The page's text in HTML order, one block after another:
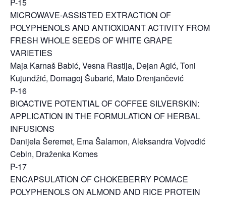
MICROWAVE-ASSISTED EXTRACTION OF
POLYPHENOLS AND ANTIOXIDANT ACTIVITY FROM
FRESH WHOLE SEEDS OF WHITE GRAPE
VARIETIES
Maja Karnaš Babić, Vesna Rastija, Dejan Agić, Toni
Kujundžić, Domagoj Šubarić, Mato Drenjančević
P-16
BIOACTIVE POTENTIAL OF COFFEE SILVERSKIN:
APPLICATION IN THE FORMULATION OF HERBAL
INFUSIONS
Danijela Šeremet, Ema Šalamon, Aleksandra Vojvodić
Cebin, Draženka Komes
P-17
ENCAPSULATION OF CHOKEBERRY POMACE
POLYPHENOLS ON ALMOND AND RICE PROTEIN